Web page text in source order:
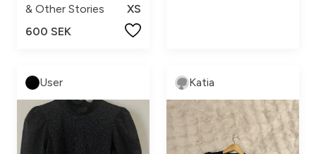
& Other Stories
XS
600 SEK
User Katia